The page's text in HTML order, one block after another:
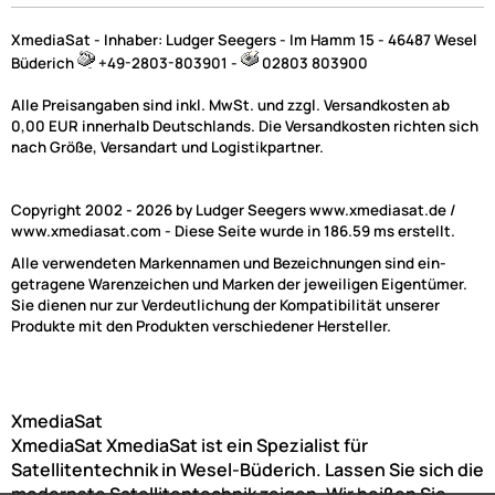
(2)
XmediaSat - Inhaber: Ludger Seegers - Im Hamm 15 - 46487 Wesel
Büderich
+49-2803-803901 - 02803 803900
Alle Preisangaben sind inkl. MwSt. und zzgl. Versandkosten ab
0,00 EUR innerhalb Deutschlands. Die Versandkosten richten sich
nach Größe, Versandart und Logistikpartner.
Copyright 2002 - 2026 by Ludger Seegers www.xmediasat.de /
www.xmediasat.com - Diese Seite wurde in 186.59 ms erstellt.
Alle verwendeten Markennamen und Bezeichnungen sind ein-
getragene Warenzeichen und Marken der jeweiligen Eigentümer.
Sie dienen nur zur Verdeutlichung der Kompatibilität unserer
Produkte mit den Produkten verschiedener Hersteller.
XmediaSat
XmediaSatXmediaSat ist ein Spezialist für
Satellitentechnik in Wesel-Büderich. Lassen Sie sich die